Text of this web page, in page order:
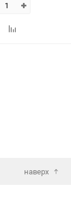
Добавить
наверх